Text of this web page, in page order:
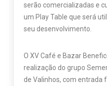
serão comercializadas e
um Play Table que será
seu desenvolvimento.
O XV Café e Bazar
realização do grupo
de Valinhos, com entrada